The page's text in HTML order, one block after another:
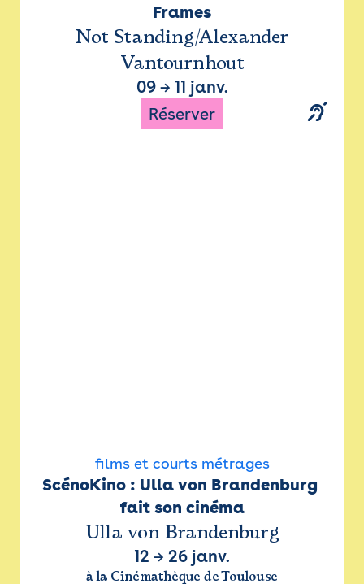
Frames
Not Standing/Alexander
Vantournhout
09→ 11 janv.
Réserver
films et courts métrages
ScénoKino : Ulla von Brandenburg
fait son cinéma
Ulla von Brandenburg
12 → 26 janv.
à la Cinémathèque de Toulouse